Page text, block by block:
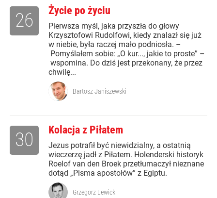
Życie po życiu
Pierwsza myśl, jaka przyszła do głowy
Krzysztofowi Rudolfowi, kiedy znalazł się już
w niebie, była raczej mało podniosła. –
Pomyślałem sobie: „O kur..., jakie to proste” –
wspomina. Do dziś jest przekonany, że przez
chwilę...
26
Bartosz Janiszewski
Kolacja z Piłatem
Jezus potrafił być niewidzialny, a ostatnią
wieczerzę jadł z Piłatem. Holenderski historyk
Roelof van den Broek przetłumaczył nieznane
dotąd „Pisma apostołów” z Egiptu.
30
Grzegorz Lewicki